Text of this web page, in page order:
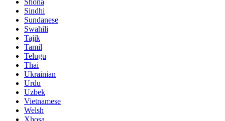
Sindhi
Sundanese
Swahili
Tajik
Tamil
Telugu
Thai
Ukrainian
Urdu
Uzbek
Vietnamese
Welsh
Xhosa